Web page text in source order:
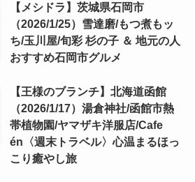
【メシドラ】茨城県石岡市
（2026/1/25）雪達磨/もつ煮もッ
ち/玉川屋/旬彩 杉の子 ＆ 地元の人
おすすめ石岡市グルメ
【王様のブランチ】北海道函館
（2026/1/17）湯倉神社/函館市熱
帯植物園/ヤマザキ洋服店/Cafe
én〈週末トラベル〉心温まるほっ
こり癒やし旅